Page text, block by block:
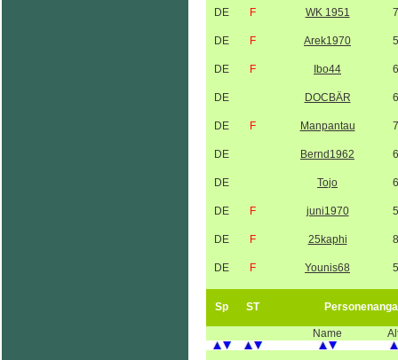
DE F WK 1951
DE F Arek1970
DE F Ibo44
DE DOCBÄR
DE F Manpantau
DE Bernd1962
DE Tojo
DE F juni1970
DE F 25kaphi
DE F Younis68
Sp ST
Name